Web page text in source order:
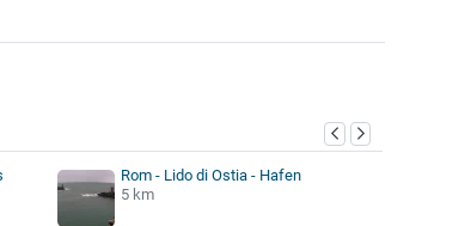
Rom - Lido di Ostia - Hafen
5 km